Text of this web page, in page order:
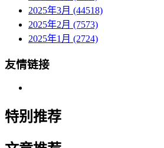
2025年3月 (44518)
2025年2月 (7573)
2025年1月 (2724)
友情链接
特别推荐